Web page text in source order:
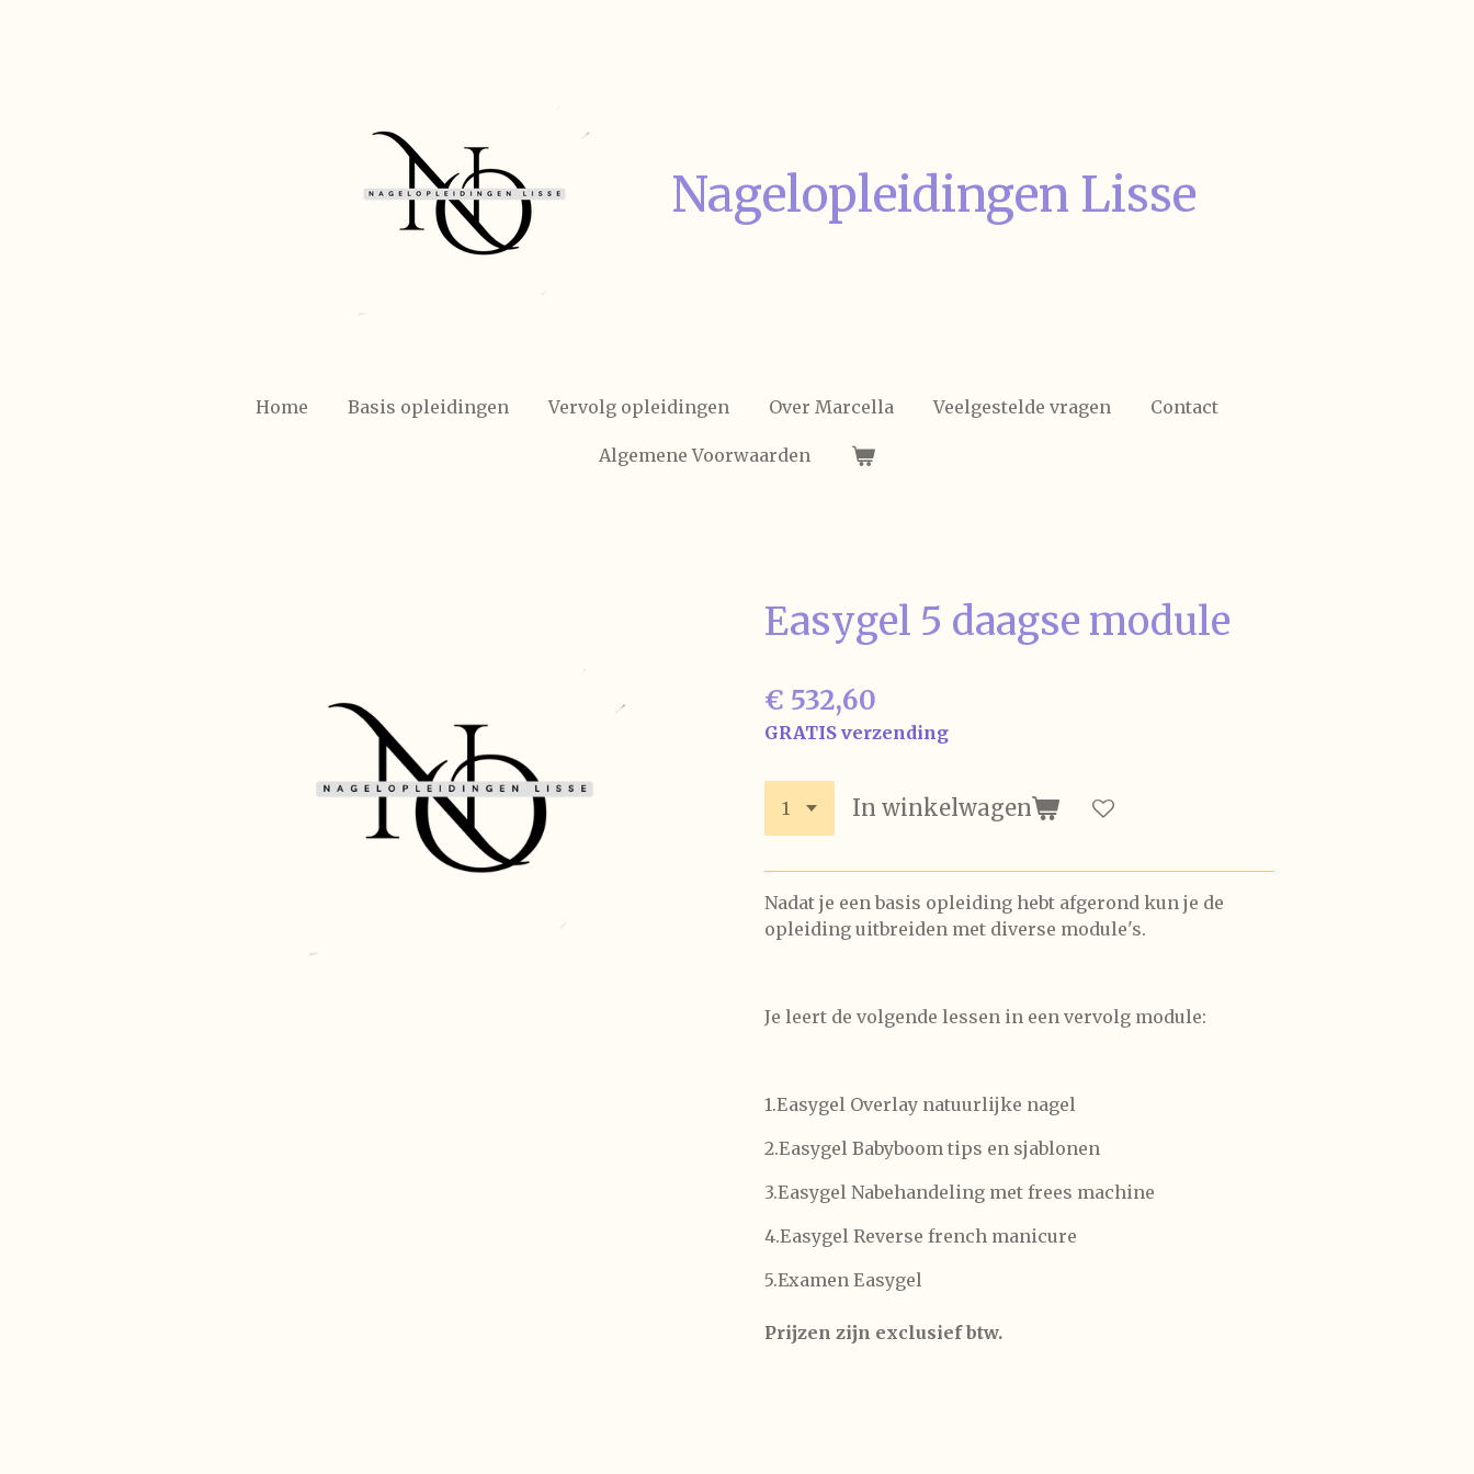
Nagelopleidingen Lisse
Home Basis opleidingen Vervolg opleidingen Over Marcella Veelgestelde vragen Contact
Algemene Voorwaarden
Easygel 5 daagse module
€ 532,60
GRATIS verzending
In winkelwagen
Nadat je een basis opleiding hebt afgerond kun je de
opleiding uitbreiden met diverse module's.
Je leert de volgende lessen in een vervolg module:
1.Easygel Overlay natuurlijke nagel
2.Easygel Babyboom tips en sjablonen
3.Easygel Nabehandeling met frees machine
4.Easygel Reverse french manicure
5.Examen Easygel
Prijzen zijn exclusief btw.